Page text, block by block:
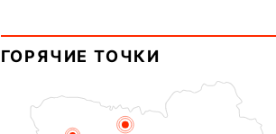
прп. Евпракси́и девы,...
ГОРЯЧИЕ ТОЧКИ